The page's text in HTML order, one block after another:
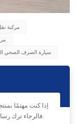
مركبة
سيارة الصرف الصحي
إذا كنت مهتمًا
فالرجاء ترك رسالة هنا ، وسنرد عليك في أقرب وقت ممكن.